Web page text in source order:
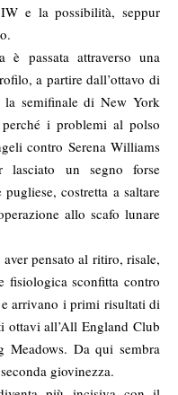
e la possibilità, seppur
passata attraverso una
a partire dall’ottavo di
semifinale di New York
i problemi al polso
contro Serena Williams
lasciato un segno forse
costretta a saltare
allo scafo lunare
pensato al ritiro, risale,
fisiologica sconfitta contro
arrivano i primi risultati di
all’All England Club
Meadows. Da qui sembra
giovinezza.